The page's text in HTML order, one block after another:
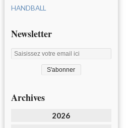
HANDBALL
Newsletter
Archives
2026